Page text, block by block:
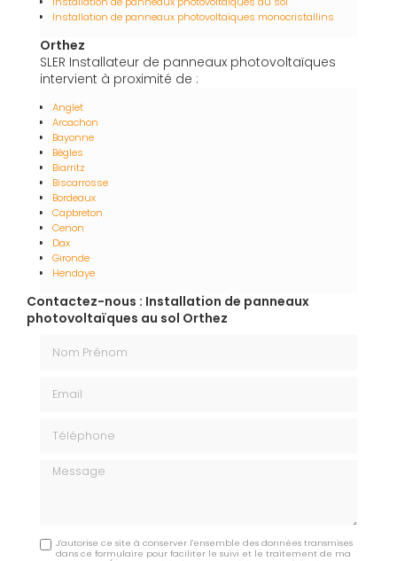
Installation de panneaux photovoltaïques monocristallins
Orthez
SLER Installateur de panneaux photovoltaïques
intervient à proximité de :
Anglet
Arcachon
Bayonne
Bègles
Biarritz
Biscarrosse
Bordeaux
Capbreton
Cenon
Dax
Gironde
Hendaye
Contactez-nous : Installation de panneaux
photovoltaïques au sol Orthez
Message
J'autorise ce site à conserver l'ensemble des données transmises
dans ce formulaire pour faciliter le suivi et le traitement de ma